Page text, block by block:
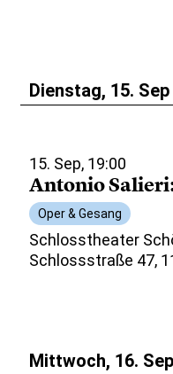
Dienstag, 15. Sep
15. Sep, 19:00
Antonio
Oper & Gesang
Schlosstheater
Schlossstraße 47,
Mittwoch, 16. Sep